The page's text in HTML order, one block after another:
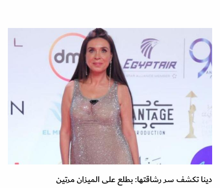
دينا تكشف سر رشاقتها: بطلع على الميزان مرتين